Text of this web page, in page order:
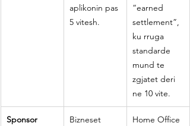
aplikonin pas
5 vitesh.
“earned
settlement”,
ku rruga
standarde
mund te
zgjatet deri
ne 10 vite.
Sponsor
Bizneset
Home Office